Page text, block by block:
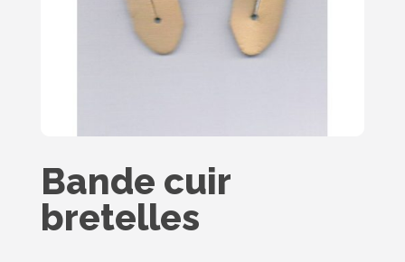
Bande cuir
bretelles